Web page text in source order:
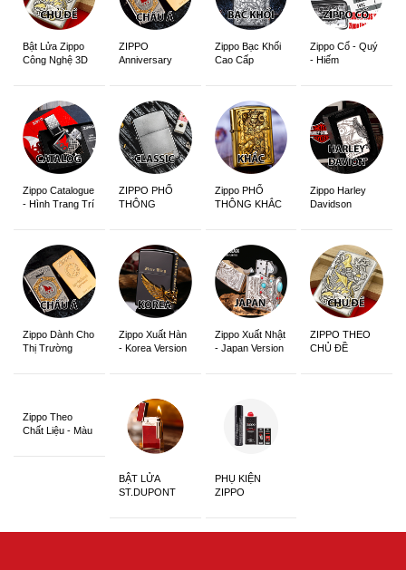
Bật Lửa Zippo
Công Nghệ 3D
ZIPPO
Anniversary
Zippo Bạc Khối
Cao Cấp
Zippo Cổ - Quý
- Hiếm
Zippo Catalogue
- Hình Trang Trí
ZIPPO PHỔ
THÔNG
Zippo PHỔ
THÔNG KHẮC
Zippo Harley
Davidson
Zippo Dành Cho
Thị Trường
Zippo Xuất Hàn
- Korea Version
Zippo Xuất Nhật
- Japan Version
ZIPPO THEO
CHỦ ĐỀ
Zippo Theo
Chất Liệu - Màu
BẬT LỬA
ST.DUPONT
PHỤ KIỆN
ZIPPO